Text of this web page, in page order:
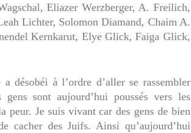
Eliazer Werzberger, A. Freilich,
Lichter, Solomon Diamand, Chaim A.
Kernkarut, Elye Glick, Faiga Glick,
désobéi à l’ordre d’aller se rassembler
sont aujourd’hui poussés vers les
peur. Je suis vivant car des gens de bien
cacher des Juifs. Ainsi qu’aujourd’hui